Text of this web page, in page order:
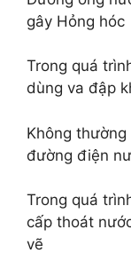
gây Hỏng hóc
Trong quá
dùng va đập
Không
đường điện
Trong quá
cấp thoát
vẽ